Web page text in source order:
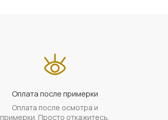
Оплата после примерки
Оплата после осмотра и
примерки. Просто откажитесь,